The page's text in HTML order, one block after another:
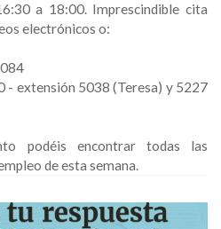
a 18:00. Imprescindible cita
electrónicos o:
- extensión 5038 (Teresa) y 5227
podéis encontrar todas las
de esta semana.